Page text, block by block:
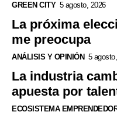
GREEN CITY 5 agosto, 2026
La próxima
me preocupa
ANÁLISIS Y OPINIÓN 5
La industria
apuesta por
ECOSISTEMA